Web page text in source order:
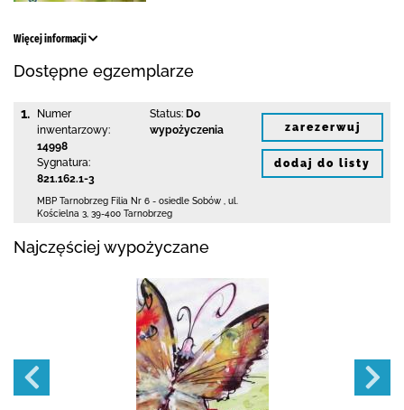
Więcej informacji
Dostępne egzemplarze
1.
Numer
inwentarzowy:
14998
Sygnatura:
821.162.1-3
Status: Do
wypożyczenia
MBP Tarnobrzeg Filia Nr 6 - osiedle Sobów
ul.
Kościelna 3 39-400 Tarnobrzeg
zarezerwuj
dodaj do listy
Najczęściej wypożyczane